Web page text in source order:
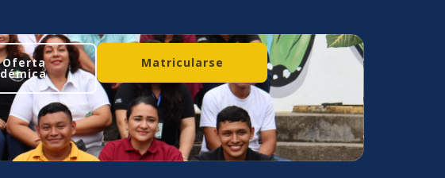
Oferta Matricularse